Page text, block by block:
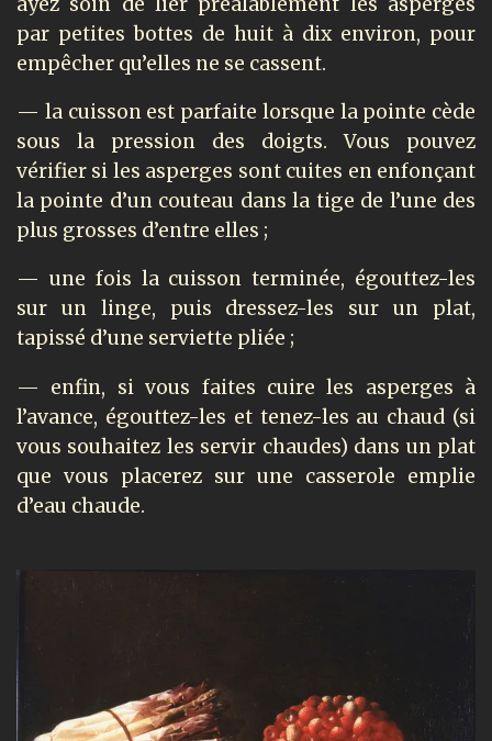
par petites bottes de huit à dix environ, pour
empêcher qu’elles ne se cassent.
— la cuisson est parfaite lorsque la pointe cède
sous la pression des doigts. Vous pouvez
vérifier si les asperges sont cuites en enfonçant
la pointe d’un couteau dans la tige de l’une des
plus grosses d’entre elles ;
— une fois la cuisson terminée, égouttez-les
sur un linge, puis dressez-les sur un plat,
tapissé d’une serviette pliée ;
— enfin, si vous faites cuire les asperges à
l’avance, égouttez-les et tenez-les au chaud (si
vous souhaitez les servir chaudes) dans un plat
que vous placerez sur une casserole emplie
d’eau chaude.